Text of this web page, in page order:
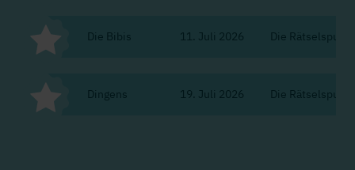
Die Bibis 11. Juli 2026 Die Rätselspur
Dingens 19. Juli 2026 Die Rätselspur